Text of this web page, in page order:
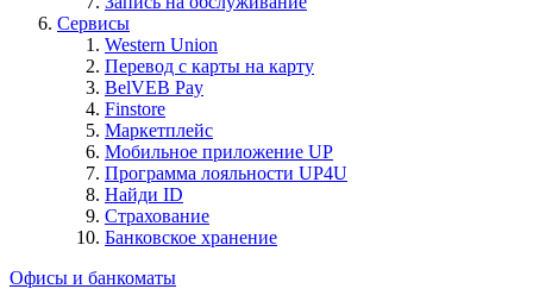
Сервисы
Western Union
Перевод с карты на карту
BelVEB Pay
Finstore
Маркетплейс
Мобильное приложение UP
Программа лояльности UP4U
Найди ID
Страхование
Банковское хранение
Офисы и банкоматы